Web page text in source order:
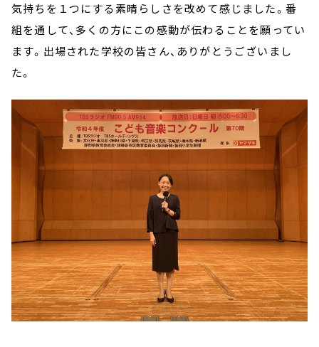
気持ちを１つにする素晴らしさを改めて感じました。番
組を通して、多くの方にこの感動が伝わることを願ってい
ます。出場された学校の皆さん、ありがとうございまし
た。